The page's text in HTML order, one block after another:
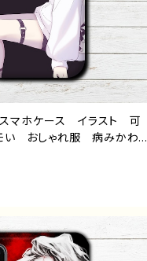
マホケース イラスト 可
い おしゃれ服 病みかわい
デレ iPhone15/14/13/12/
Googlepixel Gala
ドロイド ケース おすす
ター 絵師 クリエイター
ン グッズ タイトル：つる
：つるせ E-4